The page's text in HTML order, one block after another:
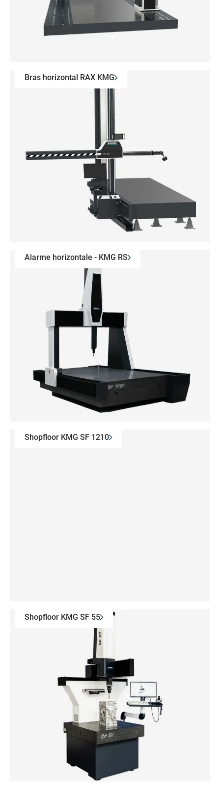
Bras horizontal RAX KMG
Alarme horizontale - KMG RS
Shopfloor KMG SF 1210
Shopfloor KMG SF 55